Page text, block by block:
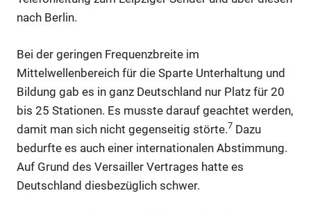
Anzeige
nach Berlin.
Bei der geringen Frequenzbreite im
Mittelwellenbereich für die Sparte Unterhaltung und
Bildung gab es in ganz Deutschland nur Platz für 20
bis 25 Stationen. Es musste darauf geachtet werden,
damit man sich nicht gegenseitig störte.7 Dazu
bedurfte es auch einer internationalen Abstimmung.
Auf Grund des Versailler Vertrages hatte es
Deutschland diesbezüglich schwer.